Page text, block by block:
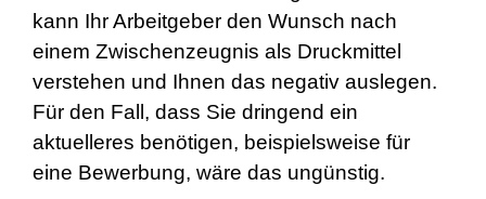
kann Ihr Arbeitgeber den Wunsch nach
einem Zwischenzeugnis als Druckmittel
verstehen und Ihnen das negativ auslegen.
Für den Fall, dass Sie dringend ein
aktuelleres benötigen, beispielsweise für
eine Bewerbung, wäre das ungünstig.